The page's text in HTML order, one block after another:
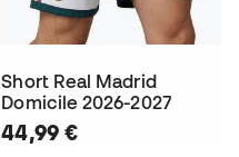
Short Real Madrid
Domicile 2026-2027
44,99 €